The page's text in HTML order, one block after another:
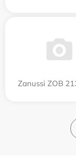
Zanussi ZOB